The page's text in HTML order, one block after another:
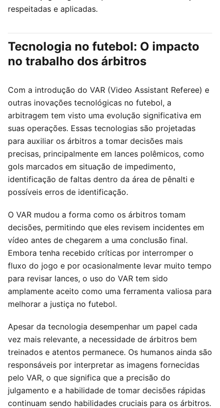
respeitadas e aplicadas.
Tecnologia no futebol: O impacto
no trabalho dos árbitros
Com a introdução do VAR (Video Assistant Referee) e
outras inovações tecnológicas no futebol, a
arbitragem tem visto uma evolução significativa em
suas operações. Essas tecnologias são projetadas
para auxiliar os árbitros a tomar decisões mais
precisas, principalmente em lances polêmicos, como
gols marcados em situação de impedimento,
identificação de faltas dentro da área de pênalti e
possíveis erros de identificação.
O VAR mudou a forma como os árbitros tomam
decisões, permitindo que eles revisem incidentes em
vídeo antes de chegarem a uma conclusão final.
Embora tenha recebido críticas por interromper o
fluxo do jogo e por ocasionalmente levar muito tempo
para revisar lances, o uso do VAR tem sido
amplamente aceito como uma ferramenta valiosa para
melhorar a justiça no futebol.
Apesar da tecnologia desempenhar um papel cada
vez mais relevante, a necessidade de árbitros bem
treinados e atentos permanece. Os humanos ainda são
responsáveis por interpretar as imagens fornecidas
pelo VAR, o que significa que a precisão do
julgamento e a habilidade de tomar decisões rápidas
continuam sendo habilidades cruciais para os árbitros.